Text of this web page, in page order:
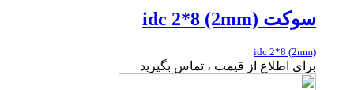
سوکت idc 2*8 (2mm)
idc 2*8 (2mm)
برای اطلاع از قیمت ، تماس بگیرید